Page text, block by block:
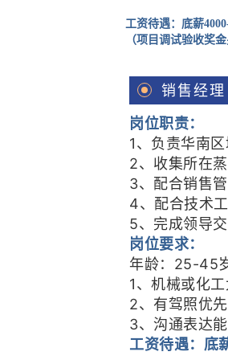
工资待遇：底薪
（项目调试验收奖
销售经
岗位职责：
1、负责华南
2、收集所在
3、配合销售
4、配合技术
5、完成领导
岗位要求：
年龄：25-45
1、机械或化
2、有驾照优
3、沟通表达
工资待遇：